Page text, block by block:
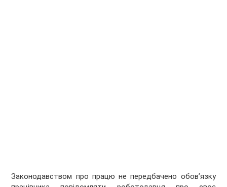
Законодавством про працю не передбачено обов’язку